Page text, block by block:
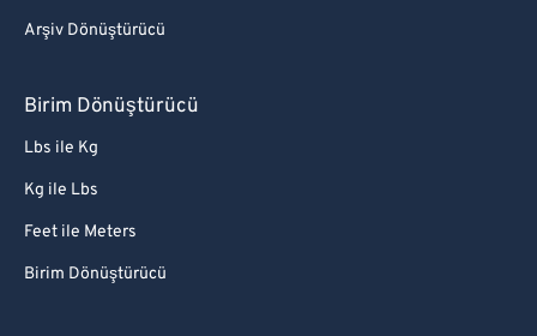
Arşiv Dönüştürücü
Birim Dönüştürücü
Lbs ile Kg
Kg ile Lbs
Feet ile Meters
Birim Dönüştürücü